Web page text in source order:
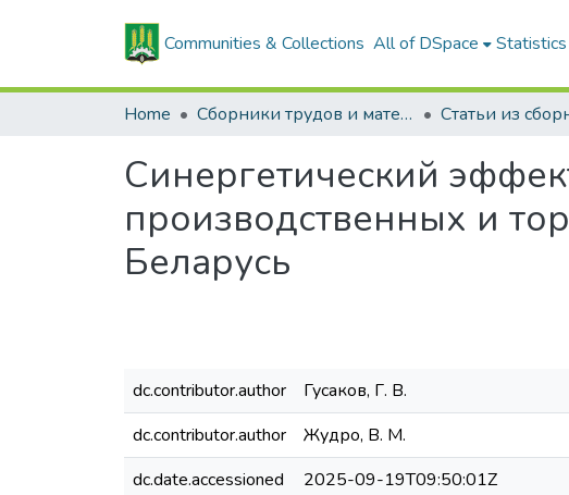
Communities & Collections All of DSpace Statistics
Home Сборники трудов и материалов конференций
Синергетический
производственных и
Беларусь
dc.contributor.author
Гусаков, Г. В.
dc.contributor.author
Жудро, В. М.
dc.date.accessioned
2025-09-19T09:50:01Z